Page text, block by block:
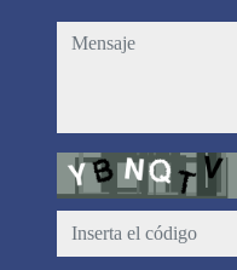
mensaje
Captcha